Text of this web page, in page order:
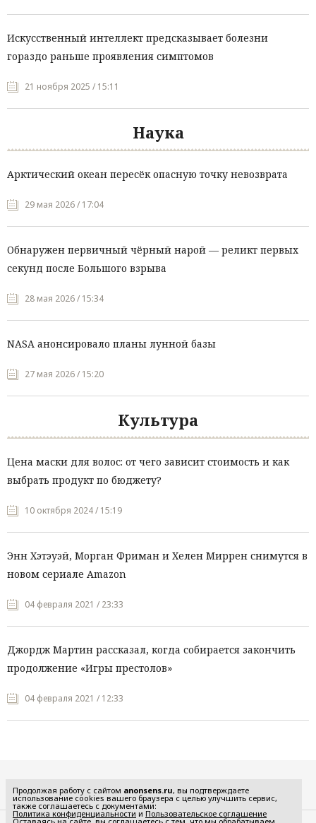
Искусственный интеллект предсказывает болезни
гораздо раньше проявления симптомов
21 ноября 2025 / 15:11
Наука
Арктический океан пересёк опасную точку невозврата
29 мая 2026 / 17:04
Обнаружен первичный чёрный нарой — реликт первых
секунд после Большого взрыва
28 мая 2026 / 15:34
NASA анонсировало планы лунной базы
27 мая 2026 / 15:20
Культура
Цена маски для волос: от чего зависит стоимость и как
выбрать продукт по бюджету?
10 октября 2024 / 15:19
Энн Хэтэуэй, Морган Фриман и Хелен Миррен снимутся в
новом сериале Amazon
04 февраля 2021 / 23:33
Джордж Мартин рассказал, когда собирается закончить
продолжение «Игры престолов»
04 февраля 2021 / 12:33
Продолжая работу с сайтом anonsens.ru, вы подтверждаете
использование cookies вашего браузера с целью улучшить сервис,
также соглашаетесь с документами:
Политика конфиденциальности и Пользовательское соглашение